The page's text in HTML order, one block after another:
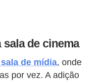
sala de cinema
de mídia, onde
por vez. A adição